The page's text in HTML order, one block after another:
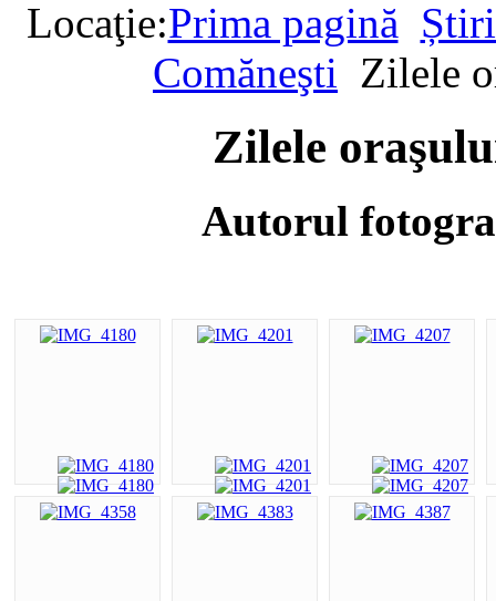
Locaţie:Prima pagină
Comăneşti Zilele
Zilele
Autorul